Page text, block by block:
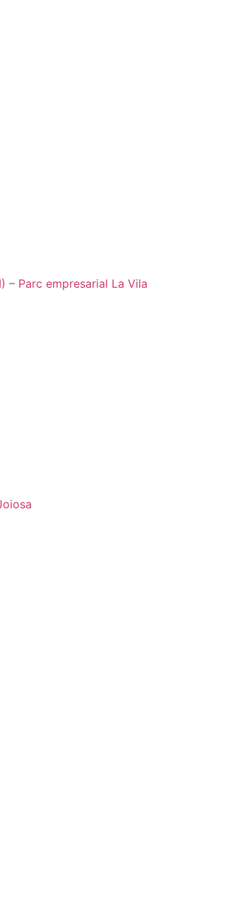
– Parc empresarial La Vila